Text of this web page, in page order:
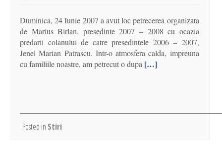
Duminica, 24 Iunie 2007 a avut loc petrecerea organizata
de Marius Birlan, presedinte 2007 – 2008 cu ocazia
predarii colanului de catre presedintele 2006 – 2007,
Jenel Marian Patrascu. Intr-o atmosfera calda, impreuna
cu familiile noastre, am petrecut o dupa […]
Posted in Stiri